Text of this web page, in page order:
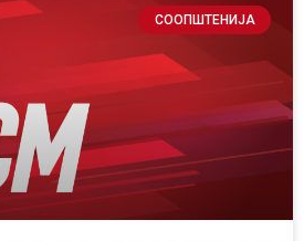
СООПШТЕНИЈА